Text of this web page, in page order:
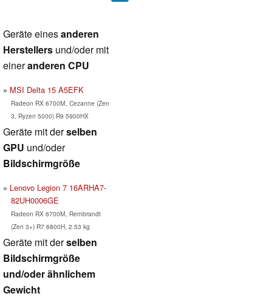
Geräte einesanderen
Herstellers und/oder mit
eineranderen CPU
MSI Delta 15 A5EFK
Radeon RX 6700M, Cezanne (Zen
3, Ryzen 5000) R9 5900HX
Geräte mit derselben
GPU und/oder
Bildschirmgröße
Lenovo Legion 7 16ARHA7-
82UH0006GE
Radeon RX 6700M, Rembrandt
(Zen 3+) R7 6800H, 2.53 kg
Geräte mit derselben
Bildschirmgröße
und/oder ähnlichem
Gewicht